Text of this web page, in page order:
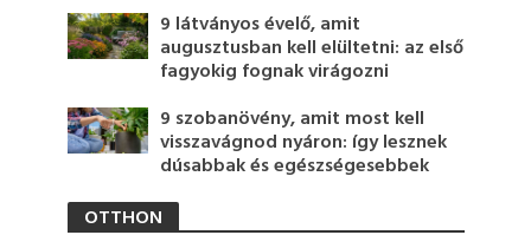
9 látványos évelő, amit
augusztusban kell elültetni: az első
fagyokig fognak virágozni
9 szobanövény, amit most kell
visszavágnod nyáron: így lesznek
dúsabbak és egészségesebbek
OTTHON